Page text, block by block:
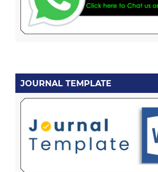
JOURNAL TEMPLATE